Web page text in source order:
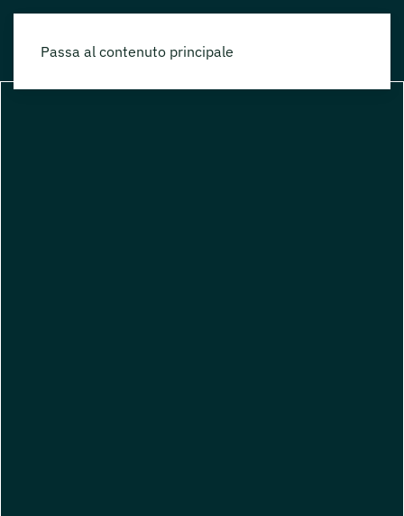
Passa al contenuto principale